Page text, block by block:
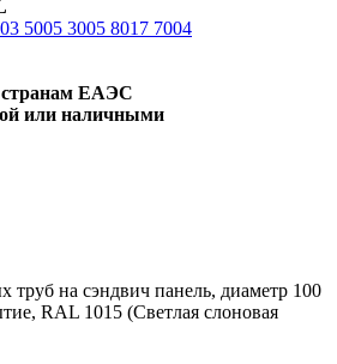
5005 3005 8017 7004
странам ЕАЭС
или наличными
труб на сэндвич панель, диаметр 100
RAL 1015 (Светлая слоновая